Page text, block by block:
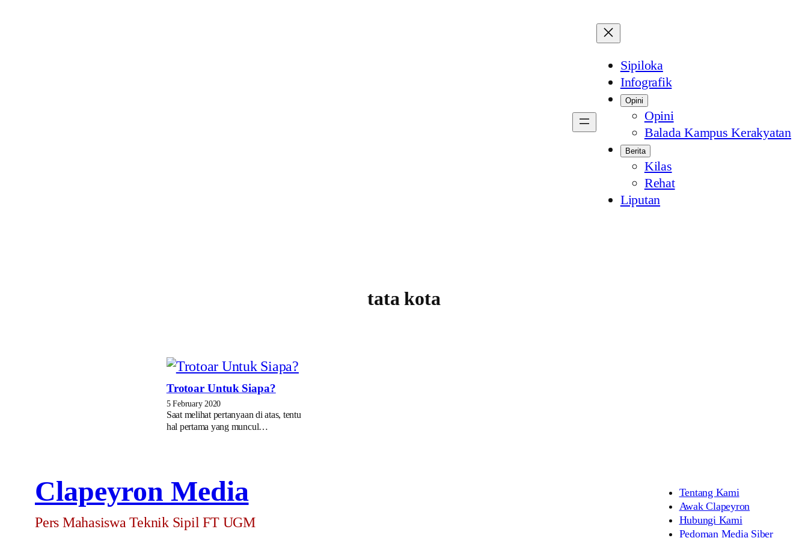
Sipiloka
Infografik
Opini
Opini
Balada Kampus Kerakyatan
Berita
Kilas
Rehat
Liputan
tata kota
Trotoar Untuk Siapa?
5 February 2020
Saat melihat pertanyaan di atas, tentu
hal pertama yang muncul…
Clapeyron Media
Pers Mahasiswa Teknik Sipil FT UGM
Tentang Kami
Awak Clapeyron
Hubungi Kami
Pedoman Media Siber